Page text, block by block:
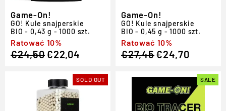
Game-On!
GO! Kule snajperskie
BIO - 0,43 g - 1000 szt.
Ratować 10%
Regular
price
€24,50
Sale
price
€22,04
Game-On!
GO! Kule snajperskie
BIO - 0,45 g - 1000 szt.
Ratować 10%
Regular
price
€27,45
Sale
price
€24,70
SOLD OUT SALE